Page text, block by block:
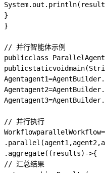
System. out . println( result
}
}
// 并行智能体示例
publicclass
publicstaticvoidmain(
Agentagent1=AgentBuilder.
Agentagent2=AgentBuilder.
Agentagent3=AgentBuilder.
// 并行执行
WorkflowparallelWorkflow=
. parallel (agent1 ,agent2,
. aggregate(( results) ->{
// 汇总结果